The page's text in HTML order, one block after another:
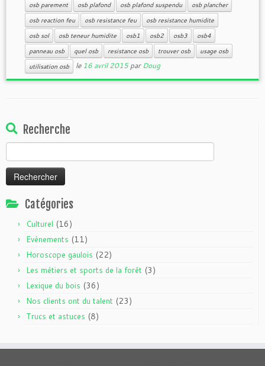
osb parement
osb plafond osb plafond suspendu
osb plancher
osb reaction feu
osb resistance feu
osb resistance humidite
osb sol
osb teneur humidite osb1 osb2 osb3
osb4
panneau osb
quel osb resistance osb trouver osb
usage osb
utilisation osb
le16 avril 2015 parDoug
Recherche
Catégories
Culturel (16)
Evènements (11)
Horoscope gaulois (22)
Les métiers et sports de la forêt (3)
Lexique du bois (36)
Nos clients ont du talent (23)
Trucs et astuces (8)